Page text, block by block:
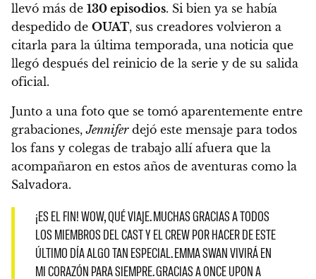
llevó más de 130 episodios. Si bien ya se había
despedido de OUAT, sus creadores volvieron a
citarla para la última temporada, una noticia que
llegó después del reinicio de la serie y de su salida
oficial.
Junto a una foto que se tomó aparentemente entre
grabaciones,Jenniferdejó este mensaje para todos
los fans y colegas de trabajo allí afuera que la
acompañaron en estos años de aventuras como la
Salvadora.
¡ES EL FIN! WOW, QUÉ VIAJE. MUCHAS GRACIAS A TODOS
LOS MIEMBROS DEL CAST Y EL CREW POR HACER DE ESTE
ÚLTIMO DÍA ALGO TAN ESPECIAL. EMMA SWAN VIVIRÁ EN
MI CORAZÓN PARA SIEMPRE. GRACIAS A ONCE UPON A